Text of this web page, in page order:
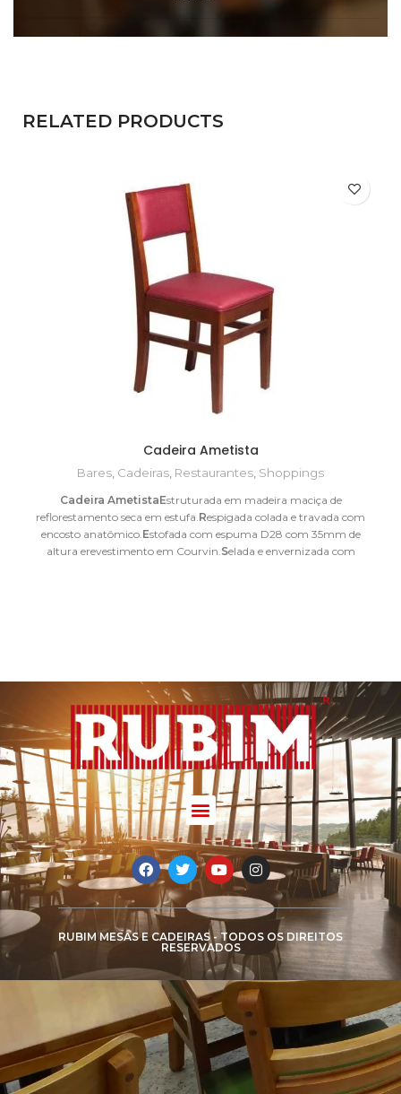
RELATED PRODUCTS
Cadeira Ametista
Bares Cadeiras Restaurantes Shoppings
Cadeira AmetistaEstruturada em madeira maciça de
reflorestamento seca em estufa.Respigada colada e travada com
encosto anatômico.Estofada com espuma D28 com 35mm de
altura erevestimento em Courvin.Selada e envernizada com
Acabamentos:
RUBIM MESAS E CADEIRAS - TODOS OS DIREITOS
RESERVADOS